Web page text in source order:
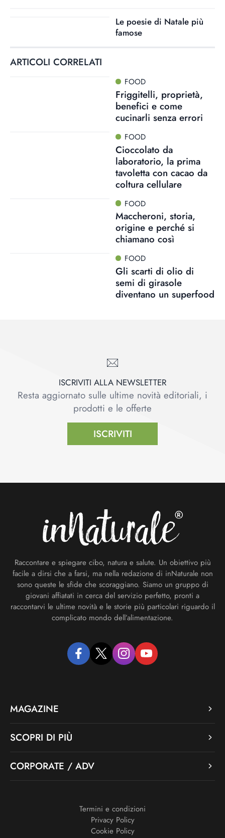
Le poesie di Natale più
famose
ARTICOLI CORRELATI
FOOD
Friggitelli, proprietà,
benefici e come
cucinarli senza errori
FOOD
Cioccolato da
laboratorio, la prima
tavoletta con cacao da
coltura cellulare
FOOD
Maccheroni, storia,
origine e perché si
chiamano così
FOOD
Gli scarti di olio di
semi di girasole
diventano un superfood
ISCRIVITI ALLA NEWSLETTER
Resta aggiornato sulle ultime novità editoriali, i
prodotti e le offerte
ISCRIVITI
Raccontare e spiegare cibo, natura e salute. Un obiettivo più
facile a dirsi che a farsi, ma nella redazione di inNaturale non
sono queste le sfide che scoraggiano. Siamo un gruppo di
giovani affiatati in cerca del servizio perfetto, pronti a
raccontarvi le ultime novità e le storie più particolari riguardo il
complicato mondo dell’alimentazione.
facebooktwitter instagramyoutube
MAGAZINE
SCOPRI DI PIÙ
CORPORATE / ADV
Termini e condizioni
Privacy Policy
Cookie Policy